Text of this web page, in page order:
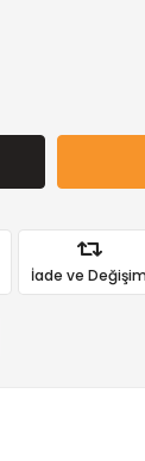
İade ve Değişim